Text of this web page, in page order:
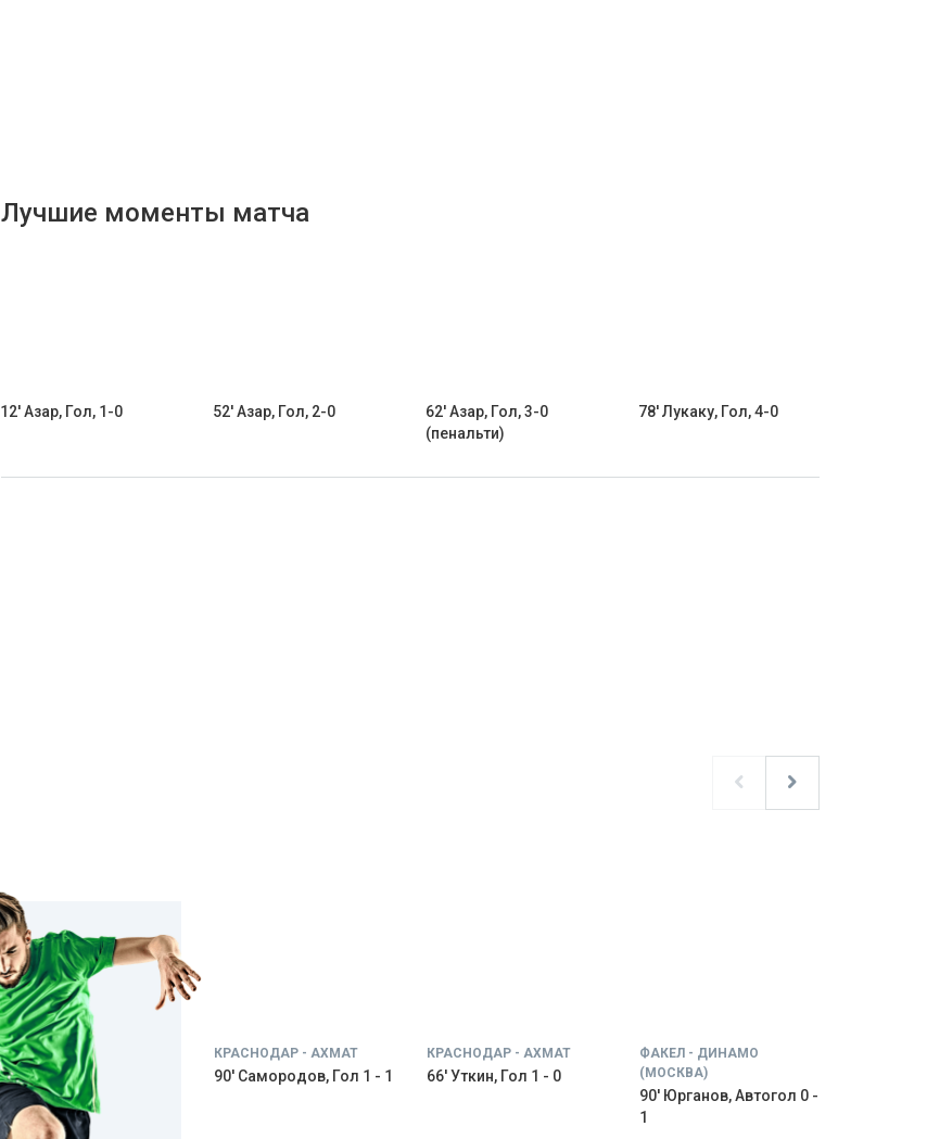
Лучшие моменты матча
12' Азар, Гол, 1-0 52' Азар, Гол, 2-0
62' Азар, Гол, 3-0
(пенальти)
78' Лукаку, Гол, 4-0
КРАСНОДАР - АХМАТ
90' Самородов, Гол 1 - 1
КРАСНОДАР - АХМАТ
66' Уткин, Гол 1 - 0
ФАКЕЛ - ДИНАМО
(МОСКВА)
90' Юрганов, Автогол 0 -
1